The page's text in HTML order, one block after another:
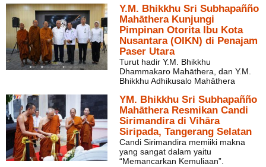
Y.M. Bhikkhu Sri Subhapañño
Mahāthera Kunjungi
Pimpinan Otorita Ibu Kota
Nusantara (OIKN) di Penajam
Paser Utara
Turut hadir Y.M. Bhikkhu
Dhammakaro Mahāthera, dan Y.M.
Bhikkhu Adhikusalo Mahāthera
YM. Bhikkhu Sri Subhapañño
Mahāthera Resmikan Candi
Sirimandira di Vihāra
Siripada, Tangerang Selatan
Candi Sirimandira memiiki makna
yang sangat dalam yaitu
“Memancarkan Kemuliaan”.